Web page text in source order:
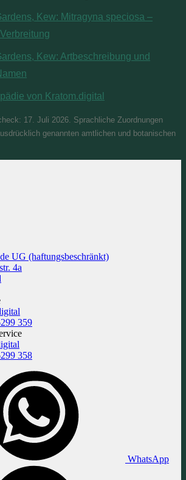
Kew: Mitragyna speciosa –
Kew: Artbeschreibung und
von Kratom.digital
17. Juli 2026. Sprachliche Zuordnungen
genannten amtlichen und botanischen
UG (haftungsbeschränkt)
4a
359
358
WhatsApp